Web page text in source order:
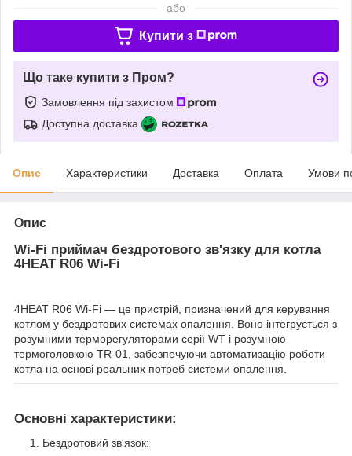
або
Купити з
Що таке купити з Пром?
Замовлення під захистом
Доступна доставка
Опис Характеристики Доставка Оплата Умови
Опис
Wi-Fi приймач бездротового зв'язку для котла
4HEAT R06 Wi-Fi
4HEAT R06 Wi-Fi — це пристрій, призначений для керування
котлом у бездротових системах опалення. Воно інтегрується з
розумними терморегуляторами серії WT і розумною
термоголовкою TR-01, забезпечуючи автоматизацію роботи
котла на основі реальних потреб системи опалення.
Основні характеристики:
Бездротовий зв'язок: